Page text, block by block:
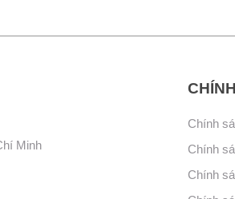
Minh
Chính
Chính
Chính